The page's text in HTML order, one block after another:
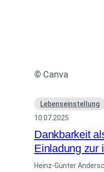
© Canva
Lebenseinstellung
10.07.2025
Dankbarkeit
Einladung zur
Heinz-Günter